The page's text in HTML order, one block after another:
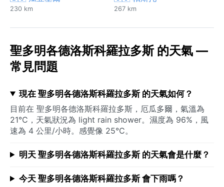
230 km 267 km
聖多明各德洛斯科羅拉多斯 的天氣 —
常見問題
現在 聖多明各德洛斯科羅拉多斯 的天氣如何？
目前在 聖多明各德洛斯科羅拉多斯，厄瓜多爾，氣溫為
21°C，天氣狀況為 light rain shower。濕度為 96%，風
速為 4 公里/小時。感覺像 25°C。
明天 聖多明各德洛斯科羅拉多斯 的天氣會是什麼？
今天 聖多明各德洛斯科羅拉多斯 會下雨嗎？